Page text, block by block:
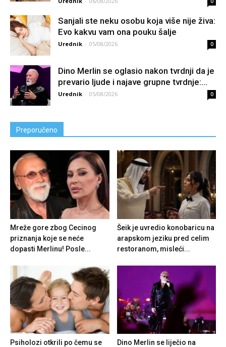
Sanjali ste neku osobu koja više nije živa:
Evo kakvu vam ona pouku šalje
Urednik - 05/08/2026 0
Dino Merlin se oglasio nakon tvrdnji da je
prevario ljude i najave grupne tvrdnje:...
Urednik - 05/08/2026 0
Preporučeno
Mreže gore zbog Cecinog
priznanja koje se neće
dopasti Merlinu! Posle...
Šeik je uvredio konobaricu na
arapskom jeziku pred celim
restoranom, misleći...
Psiholozi otkrili po čemu se
Dino Merlin se liječio na